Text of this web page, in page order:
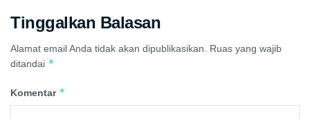
Tinggalkan Balasan
Alamat email Anda tidak akan dipublikasikan.
Ruas yang wajib
ditandai *
Komentar *